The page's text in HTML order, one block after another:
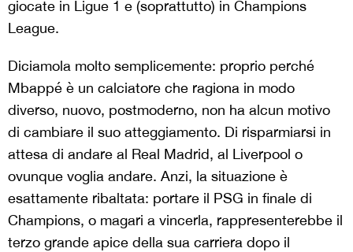
giocate in Ligue 1 e (soprattutto) in Champions
League.
Diciamola molto semplicemente: proprio perché
Mbappé è un calciatore che ragiona in modo
diverso, nuovo, postmoderno, non ha alcun motivo
di cambiare il suo atteggiamento. Di risparmiarsi in
attesa di andare al Real Madrid, al Liverpool o
ovunque voglia andare. Anzi, la situazione è
esattamente ribaltata: portare il PSG in finale di
Champions, o magari a vincerla, rappresenterebbe il
terzo grande apice della sua carriera dopo il